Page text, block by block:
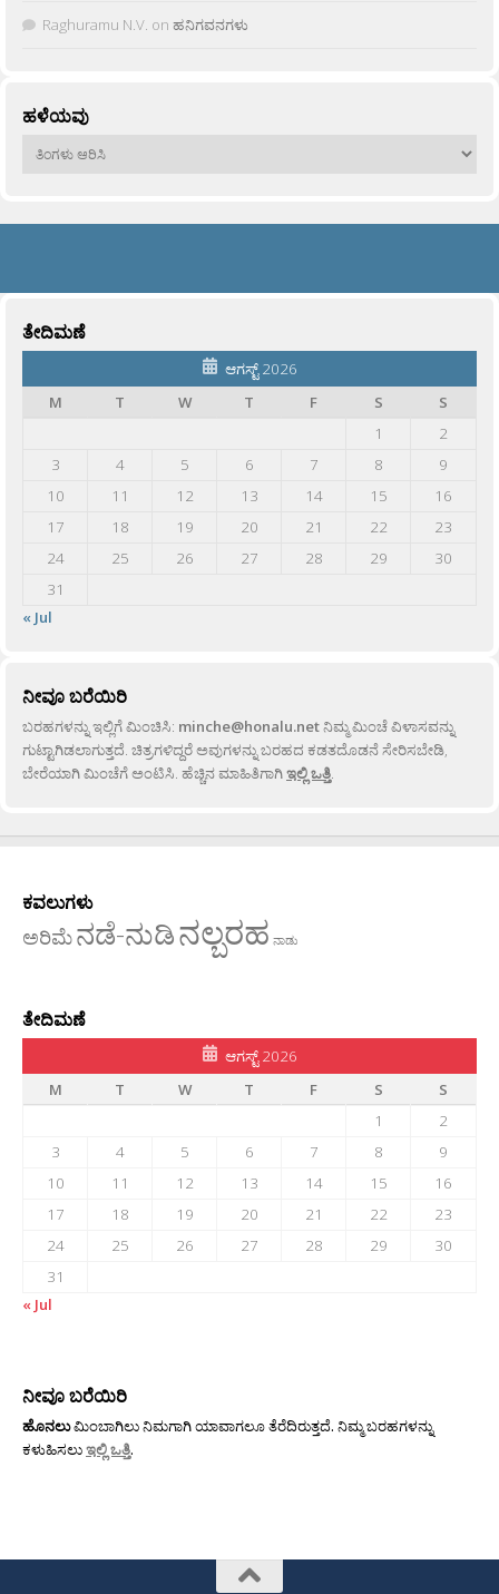
Raghuramu N.V. on ಹನಿಗವನಗಳು
ಹಳೆಯವು
ಹಳೆಯವು
ತೇದಿಮಣೆ
ಆಗಸ್ಟ್ 2026
M
T W T F S
S
1
2
3
4 5 6 7 8
9
10
11 12 13 14 15
16
17
18 19 20 21 22
23
24
25 26 27 28 29
30
31
« Jul
ನೀವೂ ಬರೆಯಿರಿ
ಬರಹಗಳನ್ನು ಇಲ್ಲಿಗೆ ಮಿಂಚಿಸಿ: minche@honalu.netನಿಮ್ಮ ಮಿಂಚೆ ವಿಳಾಸವನ್ನು
ಗುಟ್ಟಾಗಿಡಲಾಗುತ್ತದೆ. ಚಿತ್ರಗಳಿದ್ದರೆ ಅವುಗಳನ್ನು ಬರಹದ ಕಡತದೊಡನೆ ಸೇರಿಸಬೇಡಿ,
ಬೇರೆಯಾಗಿ ಮಿಂಚೆಗೆ ಅಂಟಿಸಿ. ಹೆಚ್ಚಿನ ಮಾಹಿತಿಗಾಗಿಇಲ್ಲಿ ಒತ್ತಿ.
ಕವಲುಗಳು
ಅರಿಮೆನಡೆ-ನುಡಿನಲ್ಬರಹ ನಾಡು
ತೇದಿಮಣೆ
ಆಗಸ್ಟ್ 2026
M
T W T F S
S
1
2
3
4 5 6 7 8
9
10
11 12 13 14 15
16
17
18 19 20 21 22
23
24
25 26 27 28 29
30
31
« Jul
ನೀವೂ ಬರೆಯಿರಿ
ಹೊನಲುಮಿಂಬಾಗಿಲು ನಿಮಗಾಗಿ ಯಾವಾಗಲೂ ತೆರೆದಿರುತ್ತದೆ. ನಿಮ್ಮ ಬರಹಗಳನ್ನು
ಕಳುಹಿಸಲುಇಲ್ಲಿ ಒತ್ತಿ.